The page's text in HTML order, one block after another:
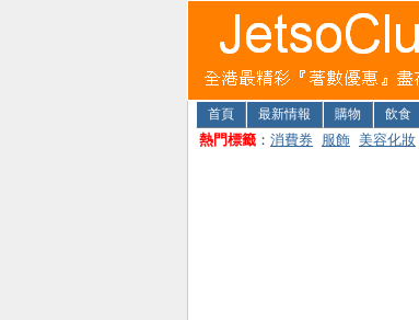
首頁 最新情報 購物 飲食
熱門標籤 ： 消費券 服飾 美容化妝